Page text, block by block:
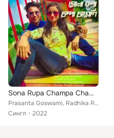
Sona Rupa Champa Chameli
Prasanta Goswami, Radhika Roy
Сингл
2022